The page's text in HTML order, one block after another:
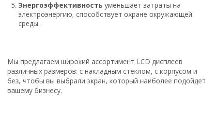
Энергоэффективность уменьшает затраты на
электроэнергию, способствует охране окружающей
среды.
Мы предлагаем широкий ассортимент LCD дисплеев
различных размеров: с накладным стеклом, с корпусом и
без, чтобы вы выбрали экран, который наиболее подойдет
вашему бизнесу.